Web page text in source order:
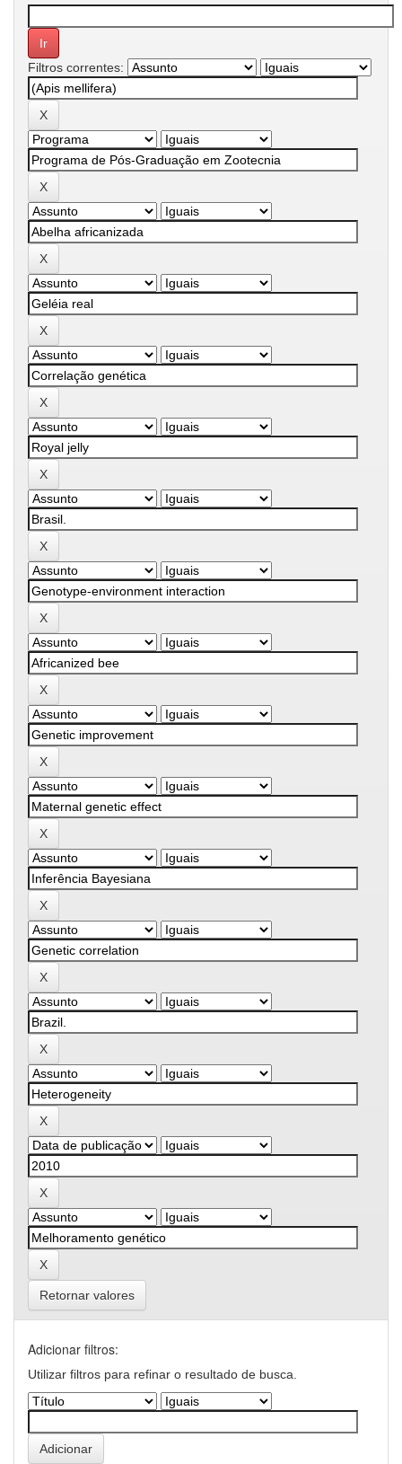
Filtros correntes:
Retornar valores
Adicionar filtros:
Utilizar filtros para refinar o resultado de busca.